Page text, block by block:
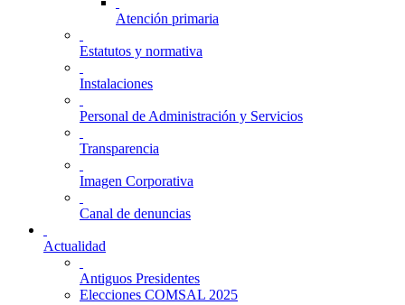
Atención primaria
Estatutos y normativa
Instalaciones
Personal de Administración y Servicios
Transparencia
Imagen Corporativa
Canal de denuncias
Actualidad
Antiguos Presidentes
Elecciones COMSAL 2025